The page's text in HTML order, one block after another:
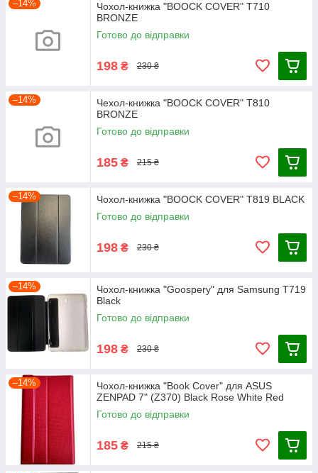
–14%
Чохол-книжка "BOOCK COVER" T710
BRONZE
Готово до відправки
198 ₴ 230 ₴
–14%
Чехол-книжка "BOOCK COVER" T810
BRONZE
Готово до відправки
185 ₴ 215 ₴
–14%
Чохол-книжка "BOOCK COVER" T819 BLACK
Готово до відправки
198 ₴ 230 ₴
–14%
Чохол-книжка "Goospery" для Samsung T719
Black
Готово до відправки
198 ₴ 230 ₴
–14%
Чохол-книжка "Book Cover" для ASUS
ZENPAD 7" (Z370) Black Rose White Red
Готово до відправки
185 ₴ 215 ₴